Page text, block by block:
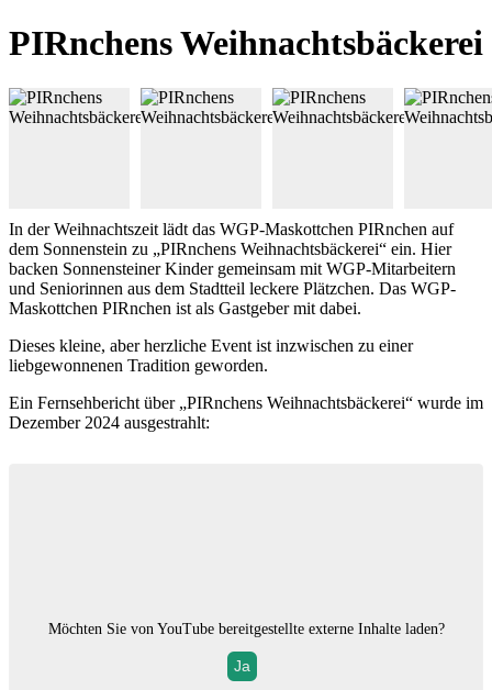
PIRnchens Weihnachtsbäckerei
In der Weihnachtszeit lädt das WGP-Maskottchen PIRnchen auf
dem Sonnenstein zu „PIRnchens Weihnachtsbäckerei“ ein. Hier
backen Sonnensteiner Kinder gemeinsam mit WGP-Mitarbeitern
und Seniorinnen aus dem Stadtteil leckere Plätzchen. Das WGP-
Maskottchen PIRnchen ist als Gastgeber mit dabei.
Dieses kleine, aber herzliche Event ist inzwischen zu einer
liebgewonnenen Tradition geworden.
Ein Fernsehbericht über „PIRnchens Weihnachtsbäckerei“ wurde im
Dezember 2024 ausgestrahlt:
Möchten Sie von YouTubebereitgestellte externe Inhalte laden?
Ja